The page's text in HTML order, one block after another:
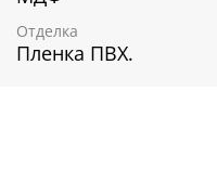
Отделка
Пленка ПВХ.